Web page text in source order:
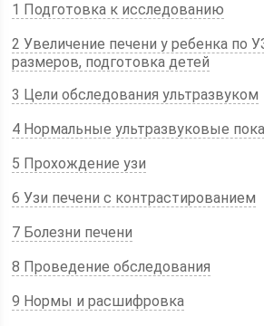
1 Подготовка к исследованию
2 Увеличение печени у ребенка по
размеров, подготовка детей
3 Цели обследования ультразвуком
4 Нормальные ультразвуковые
5 Прохождение узи
6 Узи печени с контрастированием
7 Болезни печени
8 Проведение обследования
9 Нормы и расшифровка